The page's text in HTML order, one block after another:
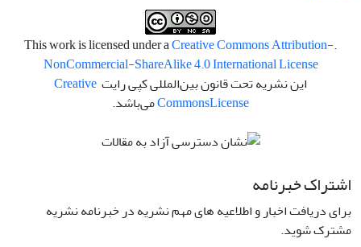
.This work is licensed under a
Creative Commons Attribution-
NonCommercial-ShareAlike 4.0 International License
این نشریه تحت قانون بین‌المللی کپی رایت Creative
CommonsLicense می‌باشد.
اشتراک خبرنامه
برای دریافت اخبار و اطلاعیه های مهم نشریه در خبرنامه نشریه
مشترک شوید.